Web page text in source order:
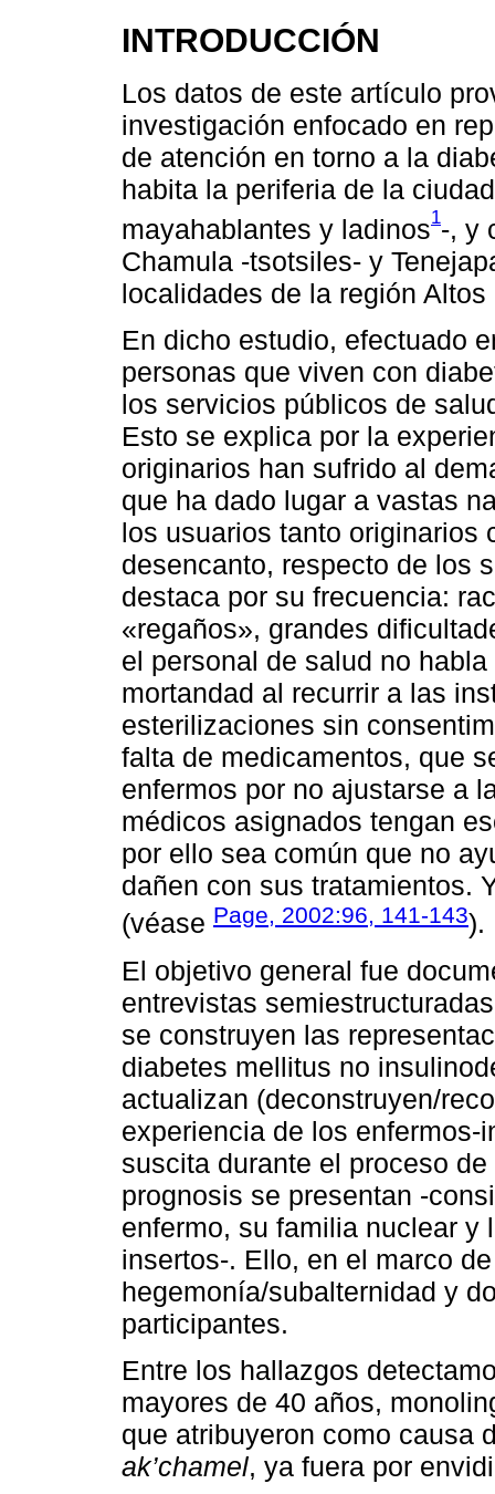
INTRODUCCIÓN
Los datos de este artículo
investigación enfocado en
de atención en torno a la
habita la periferia de la
mayahablantes y ladinos1-, y
Chamula -tsotsiles- y
localidades de la región
En dicho estudio, efectuado
personas que viven con
los servicios públicos de
Esto se explica por la
originarios han sufrido al
que ha dado lugar a vastas
los usuarios tanto originarios
desencanto, respecto de los
destaca por su frecuencia:
«regaños», grandes
el personal de salud no
mortandad al recurrir a las
esterilizaciones sin
falta de medicamentos, que
enfermos por no ajustarse a
médicos asignados tengan
por ello sea común que no
dañen con sus tratamientos.
(véase Page, 2002:96, 141-143).
El objetivo general fue
entrevistas
se construyen las
diabetes mellitus no
actualizan (deconstruyen/
experiencia de los
suscita durante el proceso
prognosis se presentan -
enfermo, su familia nuclear y
insertos-. Ello, en el marco
hegemonía/subalternidad y
participantes.
Entre los hallazgos
mayores de 40 años,
que atribuyeron como causa
ak’chamel, ya fuera por